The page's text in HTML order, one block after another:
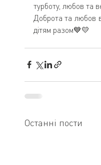
турботу, любов та
Доброта та любов
дітям разом💙💛
Останні пости